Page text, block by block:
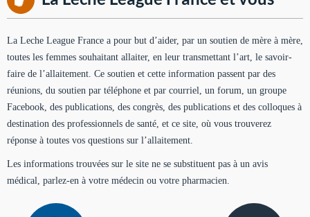
La Leche League France a pour but d’aider, par un soutien de mère à mère,
toutes les femmes souhaitant allaiter, en leur transmettant l’art, le savoir-
faire de l’allaitement. Ce soutien et cette information passent par des
réunions, du soutien par téléphone et par courriel, un forum, un groupe
Facebook, des publications, des congrès, des publications et des colloques à
destination des professionnels de santé, et ce site, où vous trouverez
réponse à toutes vos questions sur l’allaitement.
Les informations trouvées sur le site ne se substituent pas à un avis
médical, parlez-en à votre médecin ou votre pharmacien.